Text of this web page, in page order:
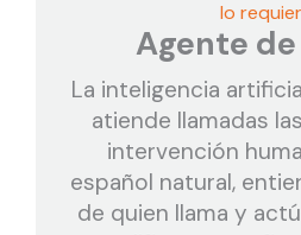
Agente de
La inteligencia
atiende llamadas
intervención
español natural,
de quien llama y